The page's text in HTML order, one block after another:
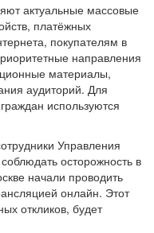
актуальные массовые
платёжных
покупателям в
направления
материалы,
аудиторий. Для
используются
Управления
осторожность в
начали проводить
онлайн. Этот
откликов, будет